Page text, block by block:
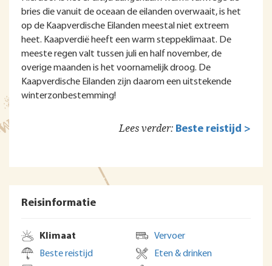
bries die vanuit de oceaan de eilanden overwaait, is het
op de Kaapverdische Eilanden meestal niet extreem
heet. Kaapverdië heeft een warm steppeklimaat. De
meeste regen valt tussen juli en half november, de
overige maanden is het voornamelijk droog. De
Kaapverdische Eilanden zijn daarom een uitstekende
winterzonbestemming!
Lees verder: Beste reistijd >
Reisinformatie
Klimaat
Beste reistijd
Vervoer
Eten & drinken